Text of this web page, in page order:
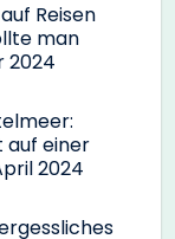
Reisen
man
2024
auf einer
2024